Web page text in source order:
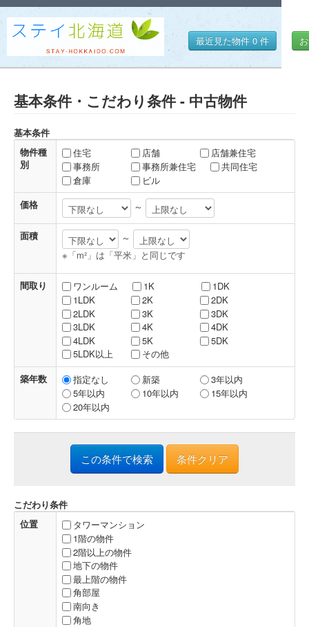
最近見た物件 0 件
基本条件・こだわり条件 - 中古物件
基本条件
物件種
別
住宅 店舗
店舗兼住宅
事務所
事務所兼住宅
共同住宅
倉庫
ビル
価格
～
面積
～
※「m²」は「平米」と同じです
間取り ワンルーム 1K
1DK
1LDK
2K
2DK
2LDK
3K
3DK
3LDK
4K
4DK
4LDK
5K
5DK
5LDK以上
その他
築年数
指定なし 新築
3年以内
5年以内
10年以内
15年以内
20年以内
条件クリア
こだわり条件
位置
タワーマンション
1階の物件
2階以上の物件
地下の物件
最上階の物件
角部屋
南向き
角地